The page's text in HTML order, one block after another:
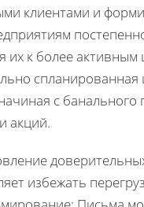
клиентами и
их к более
с
акций.
избежать